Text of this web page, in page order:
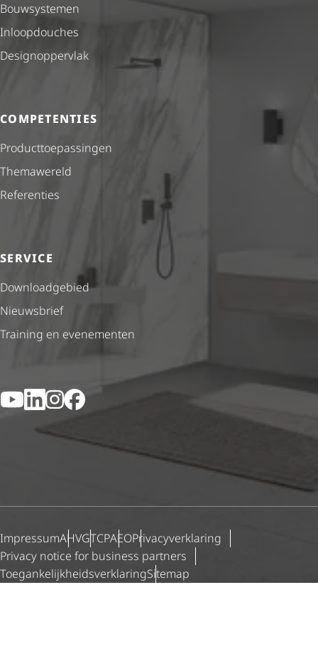
Bouwsystemen
Inloopdouches
Desig­nop­per­vlak
COMPETENTIES
Product­toe­pas­singen
Themawereld
Referenties
SERVICE
Downloadgebied
Nieuwsbrief
Training en evenementen
YouTubeLinkedIn
Instagram
Facebook
ImpressumAHVGTCPAEOPriva­cy­ver­kla­ring
Privacy notice for business partners
Toegan­ke­lijk­heids­ver­kla­ringSitemap